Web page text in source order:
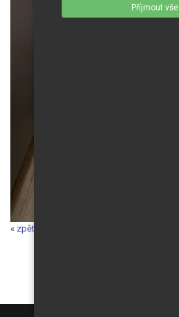
Příjmout vše
« zpět do galerie